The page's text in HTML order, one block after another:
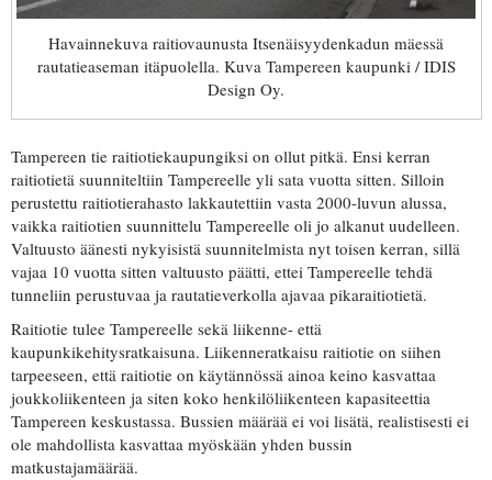
Havainnekuva raitiovaunusta Itsenäisyydenkadun mäessä
rautatieaseman itäpuolella. Kuva Tampereen kaupunki / IDIS
Design Oy.
Tampereen tie raitiotiekaupungiksi on ollut pitkä. Ensi kerran
raitiotietä suunniteltiin Tampereelle yli sata vuotta sitten. Silloin
perustettu raitiotierahasto lakkautettiin vasta 2000-luvun alussa,
vaikka raitiotien suunnittelu Tampereelle oli jo alkanut uudelleen.
Valtuusto äänesti nykyisistä suunnitelmista nyt toisen kerran, sillä
vajaa 10 vuotta sitten valtuusto päätti, ettei Tampereelle tehdä
tunneliin perustuvaa ja rautatieverkolla ajavaa pikaraitiotietä.
Raitiotie tulee Tampereelle sekä liikenne- että
kaupunkikehitysratkaisuna. Liikenneratkaisu raitiotie on siihen
tarpeeseen, että raitiotie on käytännössä ainoa keino kasvattaa
joukkoliikenteen ja siten koko henkilöliikenteen kapasiteettia
Tampereen keskustassa. Bussien määrää ei voi lisätä, realistisesti ei
ole mahdollista kasvattaa myöskään yhden bussin
matkustajamäärää.